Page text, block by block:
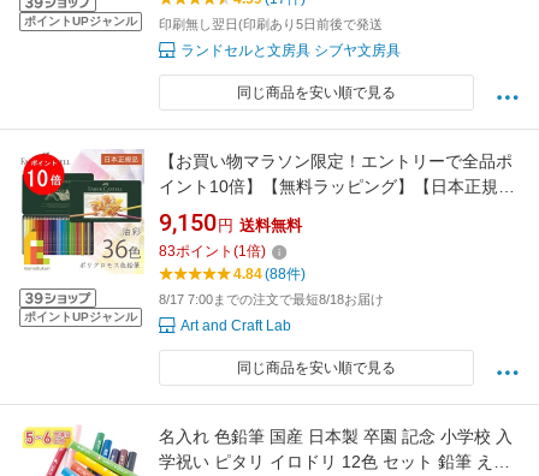
ポイントUPジャンル 印刷無し翌日(印刷あり5日前後で発送
ランドセルと文房具 シブヤ文房具
同じ商品を安い順で見る
ポイントUPジャンル
【お買い物マラソン限定！エントリーで全品ポ
イント10倍】【無料ラッピング】【日本正規
品】 ファーバーカステル ポリクロモス色鉛筆
36色 （缶入） 110036 faber castell いろえんぴ
つ セット 高級色鉛筆 油彩 色鉛筆セット
9,150 円 送料無料
83ポイント (1倍)
4.84(88件)
8/17 7:00までの注文で最短8/18お届け
Art and Craft Lab
同じ商品を安い順で見る
名入れ 色鉛筆 国産 日本製 卒園 記念 小学校 入
学祝い ピタリ イロドリ 12色 セット 鉛筆 えん